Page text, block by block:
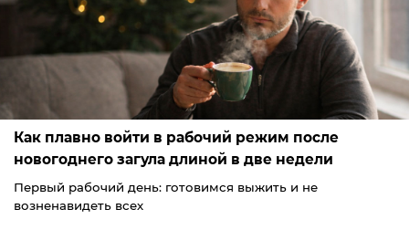
Как плавно войти в рабочий режим после
новогоднего загула длиной в две недели
Первый рабочий день: готовимся выжить и не
возненавидеть всех